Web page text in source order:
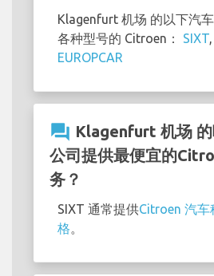
Klagenfurt 机场 的以下汽
各种型号的 Citroen： SIXT
EUROPCAR
question_answer Klagenfurt 机场
公司提供最便宜的
务？
SIXT 通常提供Citroen 汽车
格